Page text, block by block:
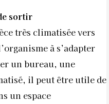
sortir
très climatisée vers
à s’adapter
un bureau, une
il peut être utile de
un espace